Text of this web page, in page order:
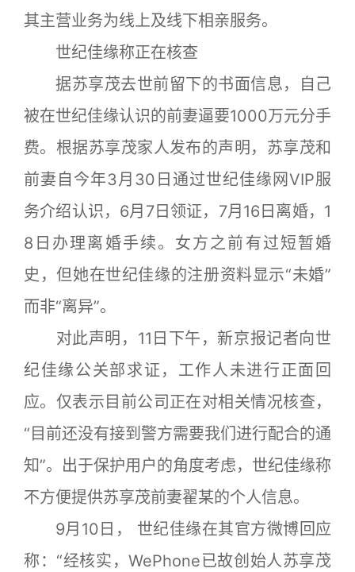
其主营业务为线上及线下相亲服务。
世纪佳缘称正在核查
据苏享茂去世前留下的书面信息，自己
被在世纪佳缘认识的前妻逼要1000万元分手
费。根据苏享茂家人发布的声明，苏享茂和
前妻自今年3月30日通过世纪佳缘网VIP服
务介绍认识，6月7日领证，7月16日离婚，1
8日办理离婚手续。女方之前有过短暂婚
史，但她在世纪佳缘的注册资料显示“未婚”
而非“离异”。
对此声明，11日下午，新京报记者向世
纪佳缘公关部求证，工作人未进行正面回
应。仅表示目前公司正在对相关情况核查，
“目前还没有接到警方需要我们进行配合的通
知”。出于保护用户的角度考虑，世纪佳缘称
不方便提供苏享茂前妻翟某的个人信息。
9月10日， 世纪佳缘在其官方微博回应
称：“经核实，WePhone已故创始人苏享茂